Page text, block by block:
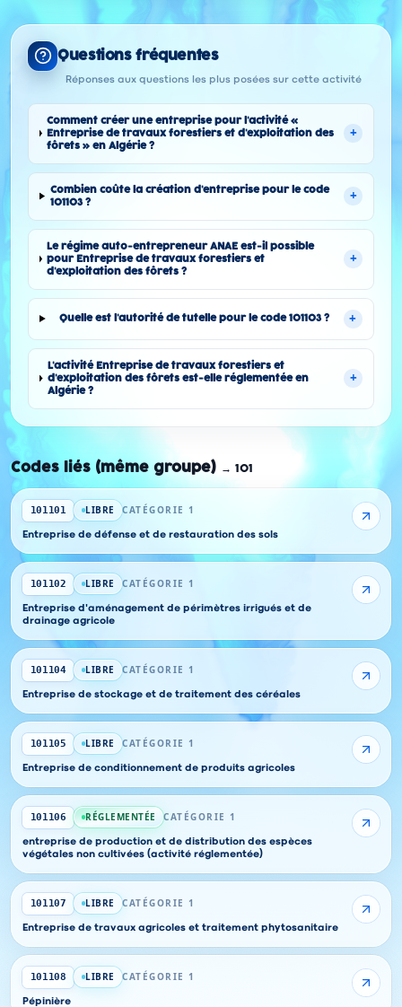
Questions fréquentes
Réponses aux questions les plus posées sur cette activité
Comment créer une entreprise pour l'activité «
Entreprise de travaux forestiers et d'exploitation des
fôrets » en Algérie ?
+
Combien coûte la création d'entreprise pour le code
101103 ?
+
Le régime auto-entrepreneur ANAE est-il possible
pour Entreprise de travaux forestiers et
d'exploitation des fôrets ?
+
Quelle est l'autorité de tutelle pour le code 101103 ? +
L'activité Entreprise de travaux forestiers et
d'exploitation des fôrets est-elle réglementée en
Algérie ?
+
Codes liés (même groupe) → 101
101101 LIBRE CATÉGORIE 1
Entreprise de défense et de restauration des sols
101102 LIBRE CATÉGORIE 1
Entreprise d'aménagement de périmètres irrigués et de
drainage agricole
101104 LIBRE CATÉGORIE 1
Entreprise de stockage et de traitement des céréales
101105 LIBRE CATÉGORIE 1
Entreprise de conditionnement de produits agricoles
101106 RÉGLEMENTÉE CATÉGORIE 1
entreprise de production et de distribution des espèces
végétales non cultivées (activité réglementée)
101107 LIBRE CATÉGORIE 1
Entreprise de travaux agricoles et traitement phytosanitaire
101108 LIBRE CATÉGORIE 1
Pépinière